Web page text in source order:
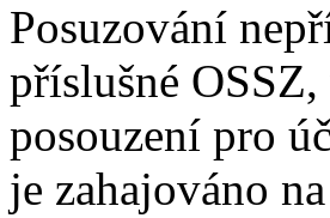
Posuzování
příslušné
posouzení pro
je zahajováno